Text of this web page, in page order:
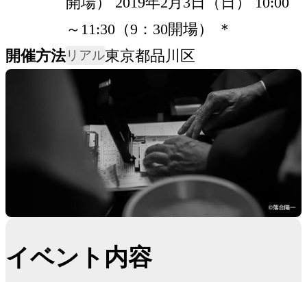
～11:30（9：30開場） ＊
開催方法リアル東京都品川区
イベント内容